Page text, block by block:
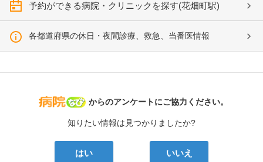
予約ができる病院・クリニックを探す(花畑町駅)
各都道府県の休日・夜間診療、救急、当番医情報
病院なび
からのアンケートにご協力ください。
知りたい情報は見つかりましたか?
はい いいえ